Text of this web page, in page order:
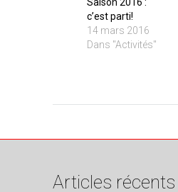
Saison 2016 :
c’est parti!
14 mars 2016
Dans "Activités"
Articles récents